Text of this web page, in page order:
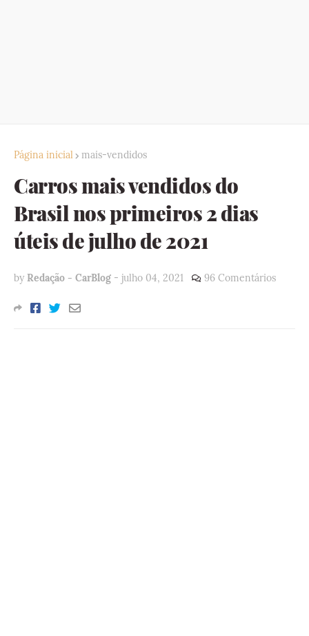
Página inicial mais-vendidos
Carros mais vendidos do
Brasil nos primeiros 2 dias
úteis de julho de 2021
by Redação - CarBlog - julho 04, 2021 96 Comentários